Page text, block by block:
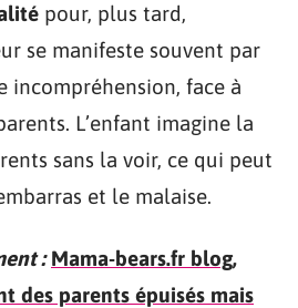
pour, plus tard,
se manifeste souvent par
incompréhension, face à
L’enfant imagine la
sans la voir, ce qui peut
et le malaise.
: Mama-bears.fr blog,
des parents épuisés mais